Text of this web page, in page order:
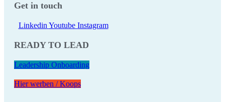
Get in touch
Linkedin Youtube Instagram
READY TO LEAD
Leadership Onboarding
Hier werben / Koops